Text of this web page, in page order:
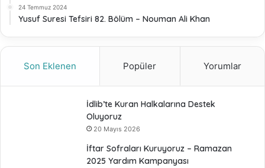
24 Temmuz 2024
Yusuf Suresi Tefsiri 82. Bölüm – Nouman Ali Khan
Son Eklenen Popüler Yorumlar
İdlib’te Kuran Halkalarına Destek
Oluyoruz
20 Mayıs 2026
İftar Sofraları Kuruyoruz – Ramazan
2025 Yardım Kampanyası